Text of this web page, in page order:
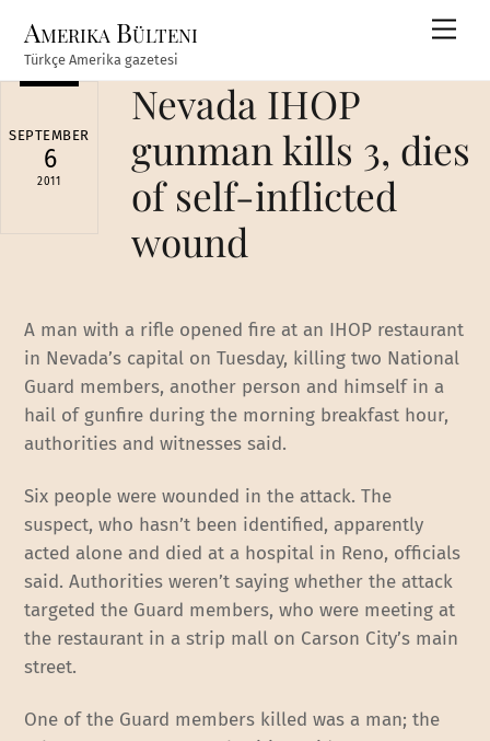
content
Amerika Bülteni
Türkçe Amerika gazetesi
SEPTEMBER
6
2011
Nevada IHOP
gunman kills 3, dies
of self-inflicted
wound
A man with a rifle opened fire at an IHOP restaurant
in Nevada’s capital on Tuesday, killing two National
Guard members, another person and himself in a
hail of gunfire during the morning breakfast hour,
authorities and witnesses said.
Six people were wounded in the attack. The
suspect, who hasn’t been identified, apparently
acted alone and died at a hospital in Reno, officials
said. Authorities weren’t saying whether the attack
targeted the Guard members, who were meeting at
the restaurant in a strip mall on Carson City’s main
street.
One of the Guard members killed was a man; the